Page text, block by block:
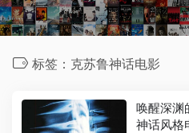
标签：克苏鲁神话电影
唤醒深渊
神话风格